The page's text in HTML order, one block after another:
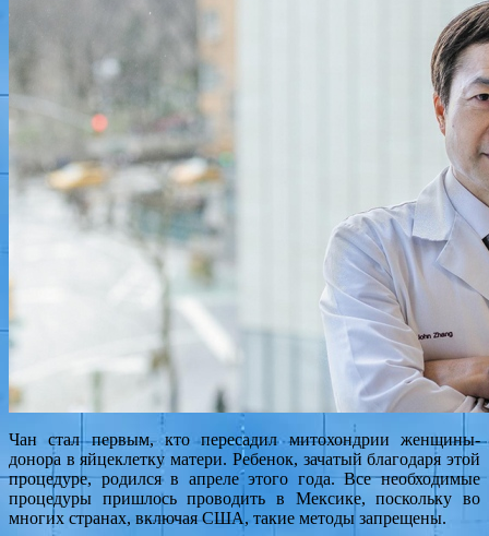
Чан стал первым, кто пересадил митохондрии женщины-
донора в яйцеклетку матери. Ребенок, зачатый благодаря этой
процедуре, родился в апреле этого года. Все необходимые
процедуры пришлось проводить в Мексике, поскольку во
многих странах, включая США, такие методы запрещены.